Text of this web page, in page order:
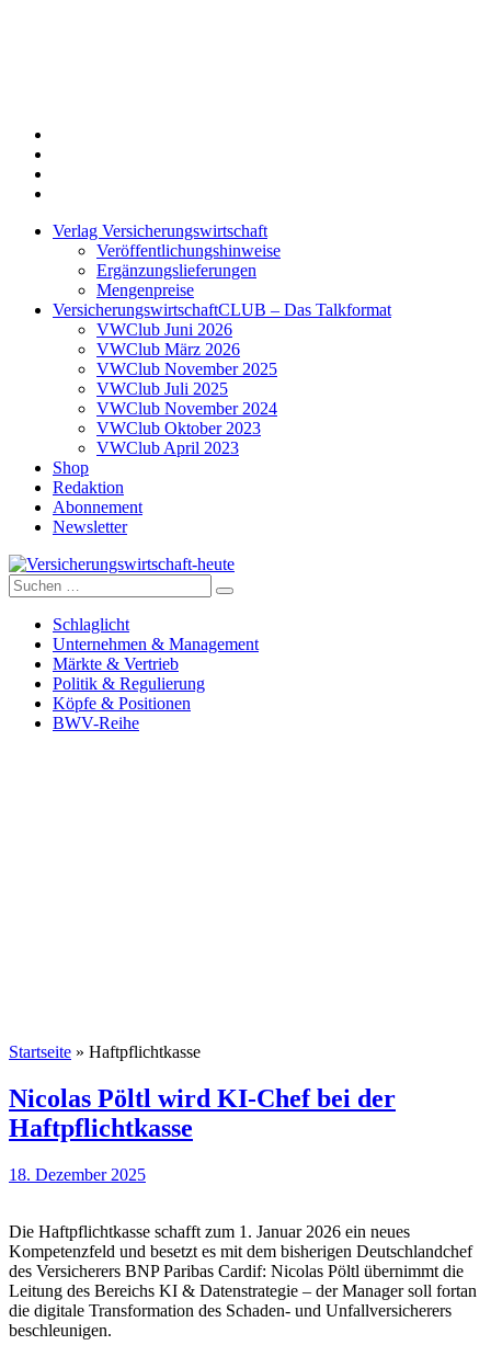
Verlag Versicherungswirtschaft
Veröffentlichungshinweise
Ergänzungslieferungen
Mengenpreise
VersicherungswirtschaftCLUB – Das Talkformat
VWClub Juni 2026
VWClub März 2026
VWClub November 2025
VWClub Juli 2025
VWClub November 2024
VWClub Oktober 2023
VWClub April 2023
Shop
Redaktion
Abonnement
Newsletter
Versicherungswirtschaft-heute
Suche
nach:
Schlaglicht
Unternehmen & Management
Märkte & Vertrieb
Politik & Regulierung
Köpfe & Positionen
BWV-Reihe
Startseite » Haftpflichtkasse
Nicolas Pöltl wird KI-Chef bei der
Haftpflichtkasse
18. Dezember 2025
Die Haftpflichtkasse schafft zum 1. Januar 2026 ein neues
Kompetenzfeld und besetzt es mit dem bisherigen Deutschlandchef
des Versicherers BNP Paribas Cardif: Nicolas Pöltl übernimmt die
Leitung des Bereichs KI & Datenstrategie – der Manager soll fortan
die digitale Transformation des Schaden- und Unfallversicherers
beschleunigen.